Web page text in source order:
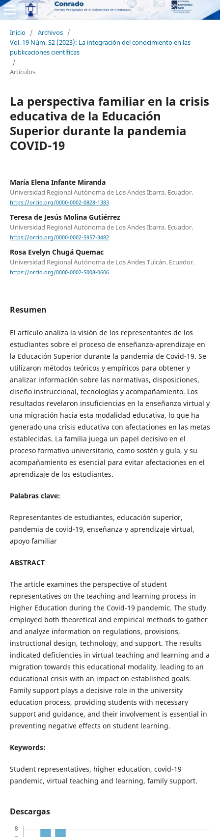
Inicio / Archivos /
Vol. 19 Núm. S2 (2023): La integración del conocimiento en las
publicaciones científicas
/
Artículos
La perspectiva familiar en la crisis
educativa de la Educación
Superior durante la pandemia
COVID-19
María Elena Infante Miranda
Universidad Regional Autónoma de Los Andes Ibarra. Ecuador.
https://orcid.org/0000-0002-0828-1383
Teresa de Jesús Molina Gutiérrez
Universidad Regional Autónoma de Los Andes Ibarra. Ecuador.
https://orcid.org/0000-0002-5957-3482
Rosa Evelyn Chugá Quemac
Universidad Regional Autónoma de Los Andes Tulcán. Ecuador.
https://orcid.org/0000-0002-5008-0606
Resumen
El artículo analiza la visión de los representantes de los
estudiantes sobre el proceso de enseñanza-aprendizaje en
la Educación Superior durante la pandemia de Covid-19. Se
utilizaron métodos teóricos y empíricos para obtener y
analizar información sobre las normativas, disposiciones,
diseño instruccional, tecnologías y acompañamiento. Los
resultados revelaron insuficiencias en la enseñanza virtual y
una migración hacia esta modalidad educativa, lo que ha
generado una crisis educativa con afectaciones en las metas
establecidas. La familia juega un papel decisivo en el
proceso formativo universitario, como sostén y guía, y su
acompañamiento es esencial para evitar afectaciones en el
aprendizaje de los estudiantes.
Palabras clave:
Representantes de estudiantes, educación superior,
pandemia de covid-19, enseñanza y aprendizaje virtual,
apoyo familiar
ABSTRACT
The article examines the perspective of student
representatives on the teaching and learning process in
Higher Education during the Covid-19 pandemic. The study
employed both theoretical and empirical methods to gather
and analyze information on regulations, provisions,
instructional design, technology, and support. The results
indicated deficiencies in virtual teaching and learning and a
migration towards this educational modality, leading to an
educational crisis with an impact on established goals.
Family support plays a decisive role in the university
education process, providing students with necessary
support and guidance, and their involvement is essential in
preventing negative effects on student learning.
Keywords:
Student representatives, higher education, covid-19
pandemic, virtual teaching and learning, family support.
Descargas